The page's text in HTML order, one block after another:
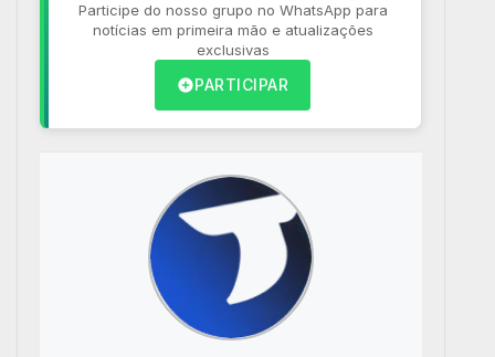
Participe do nosso grupo no WhatsApp para
notícias em primeira mão e atualizações
exclusivas
PARTICIPAR